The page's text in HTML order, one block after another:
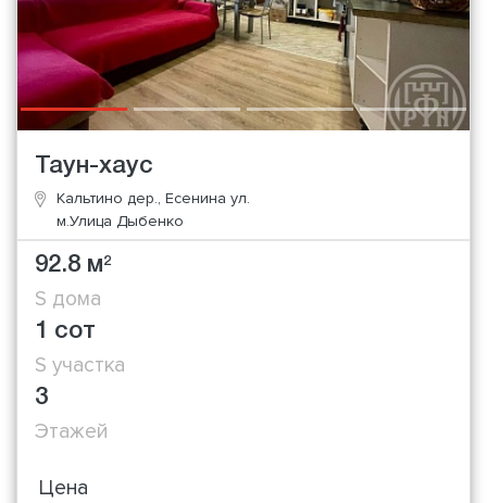
Таун-хаус
Кальтино дер., Есенина ул.
м.Улица Дыбенко
92.8 м2
S дома
1 сот
S участка
3
Этажей
Цена